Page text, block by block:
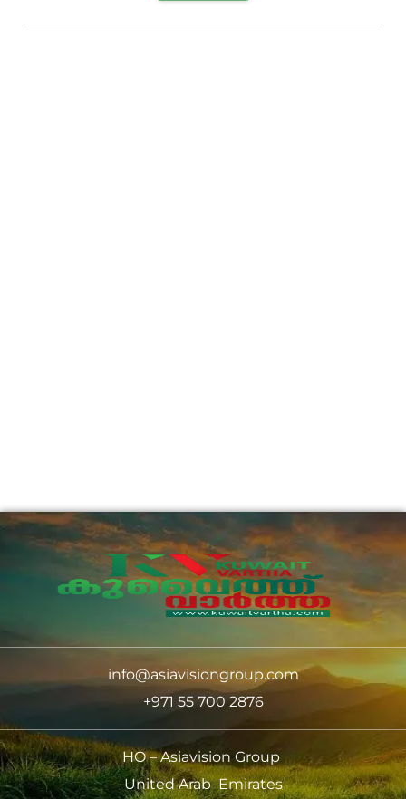
info@asiavisiongroup.com
+971 55 700 2876
HO – Asiavision Group
United Arab Emirates